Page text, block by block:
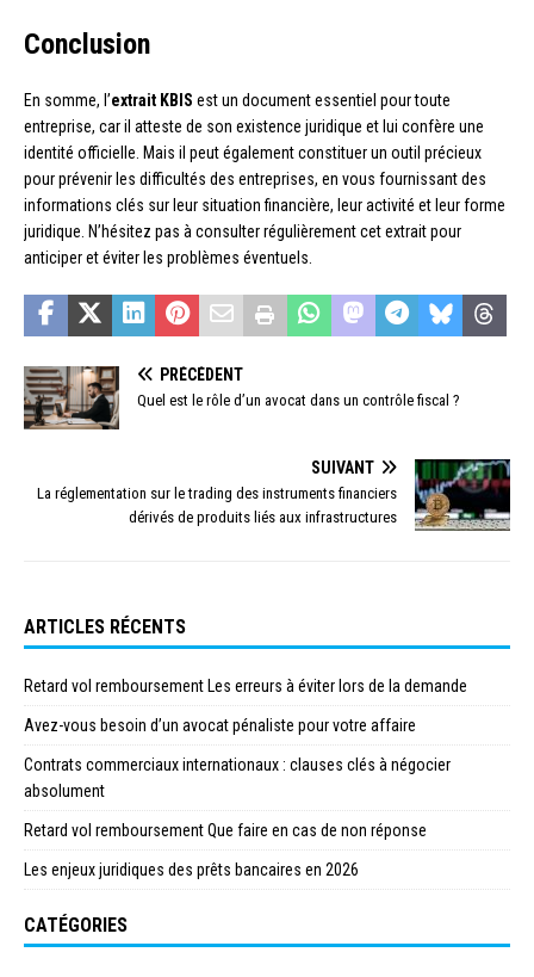
Conclusion
En somme, l’extrait KBIS est un document essentiel pour toute
entreprise, car il atteste de son existence juridique et lui confère une
identité officielle. Mais il peut également constituer un outil précieux
pour prévenir les difficultés des entreprises, en vous fournissant des
informations clés sur leur situation financière, leur activité et leur forme
juridique. N’hésitez pas à consulter régulièrement cet extrait pour
anticiper et éviter les problèmes éventuels.
PRÉCÉDENT
Quel est le rôle d’un avocat dans un contrôle fiscal ?
SUIVANT
La réglementation sur le trading des instruments financiers
dérivés de produits liés aux infrastructures
ARTICLES RÉCENTS
Retard vol remboursement Les erreurs à éviter lors de la demande
Avez-vous besoin d’un avocat pénaliste pour votre affaire
Contrats commerciaux internationaux : clauses clés à négocier
absolument
Retard vol remboursement Que faire en cas de non réponse
Les enjeux juridiques des prêts bancaires en 2026
CATÉGORIES